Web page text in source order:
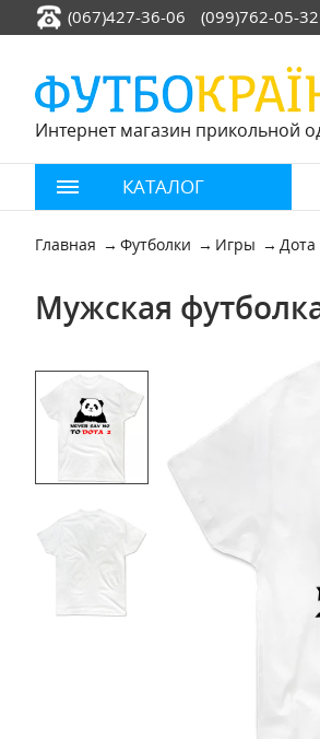
(067)427-36-06 (099)762-05-32
Интернет магазин прикольной
КАТАЛОГ
Главная Футболки Игры Дота
Мужская